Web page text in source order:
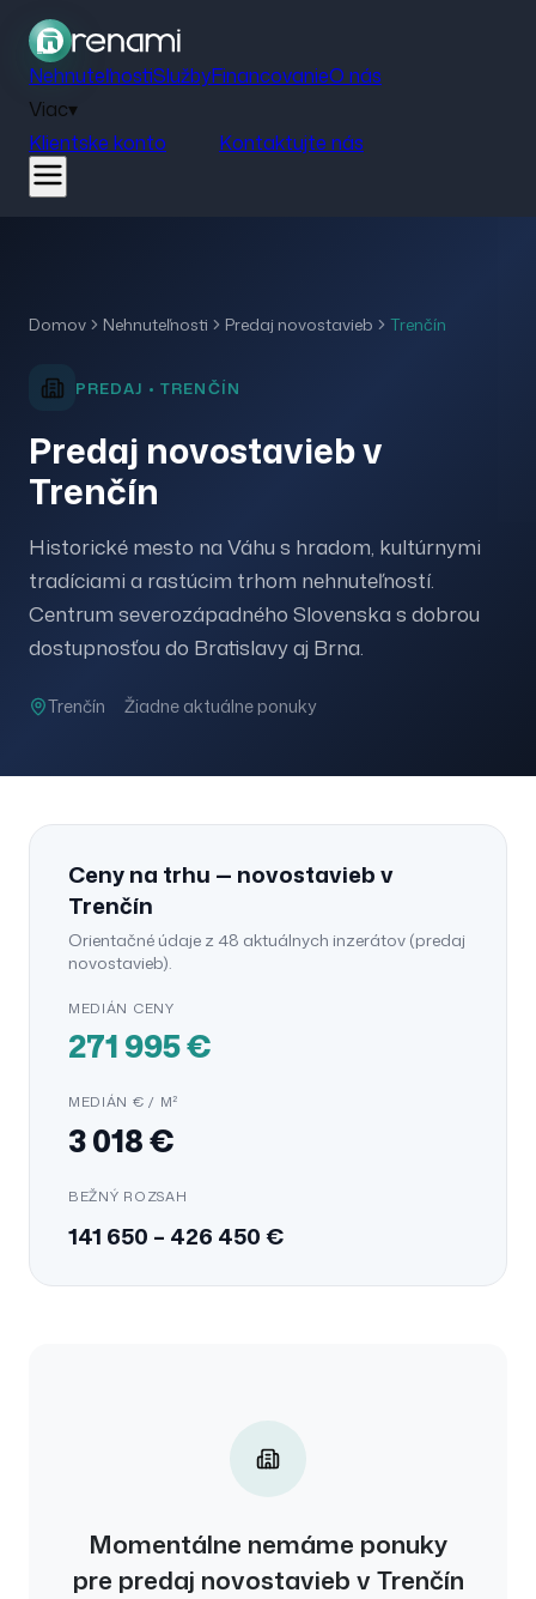
NehnuteľnostiSlužbyFinancovanieO nás
Viac▾
Klientske konto
Kontaktujte nás
Domov Nehnuteľnosti Predaj novostavieb Trenčín
PREDAJ •TRENČÍN
Predaj novostavieb v
Trenčín
Historické mesto na Váhu s hradom, kultúrnymi
tradíciami a rastúcim trhom nehnuteľností.
Centrum severozápadného Slovenska s dobrou
dostupnosťou do Bratislavy aj Brna.
Trenčín Žiadne aktuálne ponuky
Ceny na trhu — novostaviebv
Trenčín
Orientačné údaje z 48 aktuálnych inzerátov (predaj
novostavieb).
MEDIÁN CENY
271 995€
MEDIÁN € / M²
3 018€
BEŽNÝ ROZSAH
141 650 – 426 450€
Momentálne nemáme ponuky
pre predaj novostavieb v Trenčín